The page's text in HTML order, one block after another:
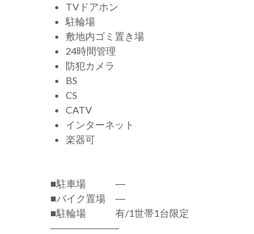
TVドアホン
駐輪場
敷地内ゴミ置き場
24時間管理
防犯カメラ
BS
CS
CATV
インターネット
楽器可
■駐車場 ―
■バイク置場 ―
■駐輪場 有/1世帯1台限定
―――――――